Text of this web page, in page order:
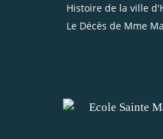
Histoire de la ville
Le Décès de Mme